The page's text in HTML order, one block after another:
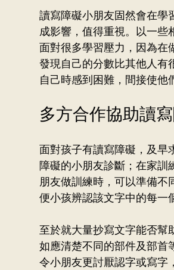
讀寫障礙小朋友固然會在學
成影響，值得重視。以一
面對很多學習壓力，因為在
發現自己的分數比其他人有
自己時感到困難，間接使他
多方合作協助讀
面對孩子有讀寫障礙，及早
障礙的小朋友診斷；在家訓
朋友做訓練時，可以準備
便小孩辨認該文字中的每一
至於就大量抄寫文字能否幫
如應清楚不同的部件及部首
令小朋友更討厭認字或寫字